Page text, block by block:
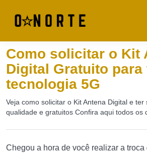
Como solicitar o Kit
Digital Gratuito para
tecnologia 5G
Veja como solicitar o Kit Antena Digital e ter
qualidade e gratuitos Confira aqui todos os
Chegou a hora de você realizar a troca